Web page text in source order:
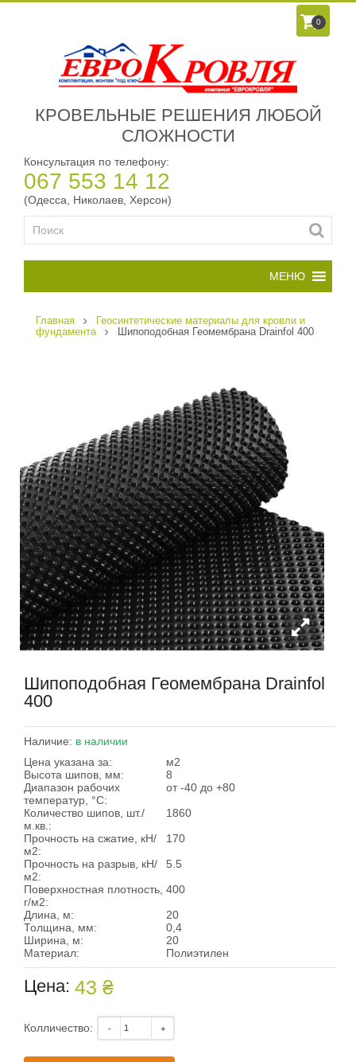
0
КРОВЕЛЬНЫЕ РЕШЕНИЯ ЛЮБОЙ
СЛОЖНОСТИ
Консультация по телефону:
067 553 14 12
(Одесса, Николаев, Херсон)
Главная
Геосинтетические материалы для кровли и
фундамента
Шипоподобная Геомембрана Drainfol 400
Шипоподобная Геомембрана Drainfol
400
Наличие: в наличии
Цена указана за:
м2
Высота шипов, мм:
8
Диапазон рабочих
температур, °С:
от -40 до +80
Количество шипов, шт./
м.кв.:
1860
Прочность на сжатие, кН/
м2:
170
Прочность на разрыв, кН/
м2:
5.5
Поверхностная плотность,
г/м2:
400
Длина, м:
20
Толщина, мм:
0,4
Ширина, м:
20
Материал:
Полиэтилен
Цена: 43 ₴
Колличество: